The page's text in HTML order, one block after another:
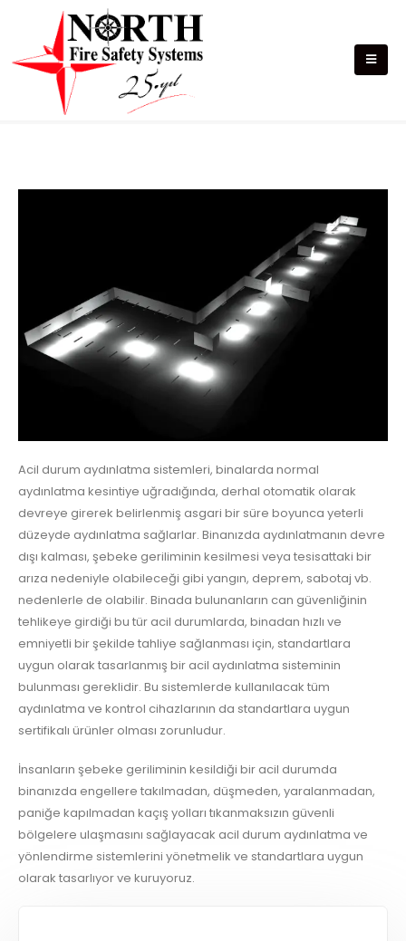
Acil Aydınlatma Sistemleri
Acil durum aydınlatma sistemleri, binalarda normal
aydınlatma kesintiye uğradığında, derhal otomatik olarak
devreye girerek belirlenmiş asgari bir süre boyunca yeterli
düzeyde aydınlatma sağlarlar. Binanızda aydınlatmanın devre
dışı kalması, şebeke geriliminin kesilmesi veya tesisattaki bir
arıza nedeniyle olabileceği gibi yangın, deprem, sabotaj vb.
nedenlerle de olabilir. Binada bulunanların can güvenliğinin
tehlikeye girdiği bu tür acil durumlarda, binadan hızlı ve
emniyetli bir şekilde tahliye sağlanması için, standartlara
uygun olarak tasarlanmış bir acil aydınlatma sisteminin
bulunması gereklidir. Bu sistemlerde kullanılacak tüm
aydınlatma ve kontrol cihazlarının da standartlara uygun
sertifikalı ürünler olması zorunludur.
İnsanların şebeke geriliminin kesildiği bir acil durumda
binanızda engellere takılmadan, düşmeden, yaralanmadan,
paniğe kapılmadan kaçış yolları tıkanmaksızın güvenli
bölgelere ulaşmasını sağlayacak acil durum aydınlatma ve
yönlendirme sistemlerini yönetmelik ve standartlara uygun
olarak tasarlıyor ve kuruyoruz.